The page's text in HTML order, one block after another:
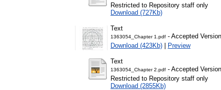
Restricted to Repository staff only
Download (727Kb)
Text
1363054_Chapter 1.pdf - Accepted Version
Download (423Kb) | Preview
Text
1363054_Chapter 2.pdf - Accepted Version
Restricted to Repository staff only
Download (2855Kb)